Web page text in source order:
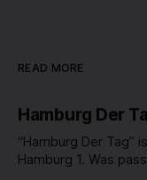
READ MORE
Hamburg Der
“Hamburg Der Tag”
Hamburg 1. Was